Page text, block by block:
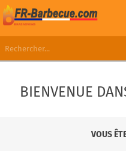
CONNEXION
BIENVENUE
VOUS